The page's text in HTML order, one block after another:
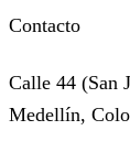
Contacto
Calle 44 (San
Medellín,